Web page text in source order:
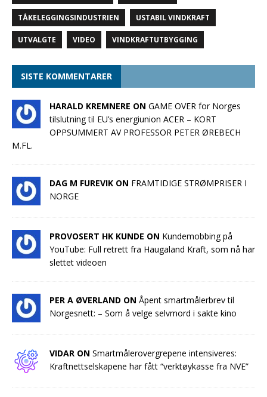
TÅKELEGGINGSINDUSTRIEN USTABIL VINDKRAFT
UTVALGTE VIDEO VINDKRAFTUTBYGGING
SISTE KOMMENTARER
HARALD KREMNERE ON GAME OVER for Norges
tilslutning til EU’s energiunion ACER – KORT
OPPSUMMERT AV PROFESSOR PETER ØREBECH
M.FL.
DAG M FUREVIK ON FRAMTIDIGE STRØMPRISER I
NORGE
PROVOSERT HK KUNDE ON Kundemobbing på
YouTube: Full retrett fra Haugaland Kraft, som nå har
slettet videoen
PER A ØVERLAND ON Åpent smartmålerbrev til
Norgesnett: – Som å velge selvmord i sakte kino
VIDAR ON Smartmålerovergrepene intensiveres:
Kraftnettselskapene har fått “verktøykasse fra NVE”